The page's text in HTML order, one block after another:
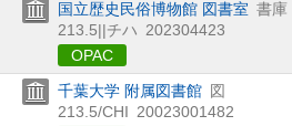
国立歴史民俗博物館 図書室 書庫
213.5||チハ 202304423
OPAC
千葉大学 附属図書館 図
213.5/CHI 20023001482